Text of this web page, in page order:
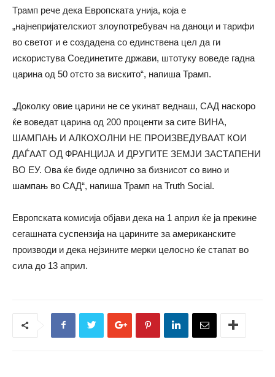
Трамп рече дека Европската унија, која е
„најнепријателскиот злоупотребувач на даноци и тарифи
во светот и е создадена со единствена цел да ги
искористува Соединетите држави, штотуку воведе гадна
царина од 50 отсто за вискито“, напиша Трамп.
„Доколку овие царини не се укинат веднаш, САД наскоро
ќе воведат царина од 200 проценти за сите ВИНА,
ШАМПАЊ И АЛКОХОЛНИ НЕ ПРОИЗВЕДУВААТ КОИ
ДАЃААТ ОД ФРАНЦИЈА И ДРУГИТЕ ЗЕМЈИ ЗАСТАПЕНИ
ВО ЕУ. Ова ќе биде одлично за бизнисот со вино и
шампањ во САД“, напиша Трамп на Truth Social.
Европската комисија објави дека на 1 април ќе ја прекине
сегашната суспензија на царините за американските
производи и дека нејзините мерки целосно ќе стапат во
сила до 13 април.